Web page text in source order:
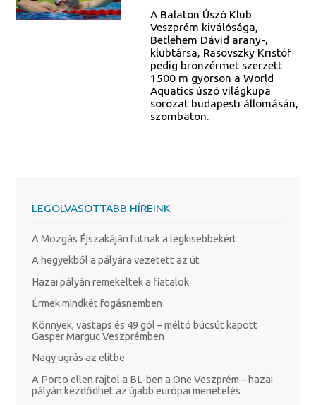
A Balaton Úszó Klub
Veszprém kiválósága,
Betlehem Dávid arany-,
klubtársa, Rasovszky Kristóf
pedig bronzérmet szerzett
1500 m gyorson a World
Aquatics úszó világkupa
sorozat budapesti állomásán,
szombaton.
LEGOLVASOTTABB HÍREINK
A Mozgás Éjszakáján futnak a legkisebbekért
A hegyekből a pályára vezetett az út
Hazai pályán remekeltek a fiatalok
Érmek mindkét fogásnemben
Könnyek, vastaps és 49 gól – méltó búcsút kapott
Gasper Marguc Veszprémben
Nagy ugrás az elitbe
A Porto ellen rajtol a BL-ben a One Veszprém – hazai
pályán kezdődhet az újabb európai menetelés